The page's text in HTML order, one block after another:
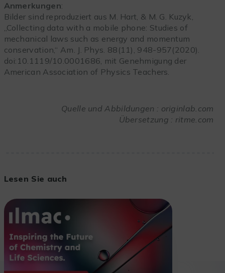
Anmerkungen:
Bilder sind reproduziert aus M. Hart, & M. G. Kuzyk,
„Collecting data with a mobile phone: Studies of
mechanical laws such as energy and momentum
conservation,“ Am. J. Phys. 88(11), 948-957(2020).
doi:10.1119/10.0001686, mit Genehmigung der
American Association of Physics Teachers.
Quelle und Abbildungen : originlab.com
Übersetzung : ritme.com
Lesen Sie auch